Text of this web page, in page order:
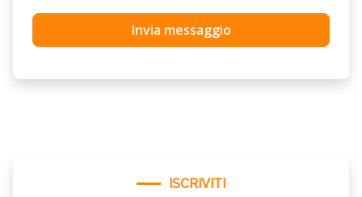
Invia messaggio
ISCRIVITI